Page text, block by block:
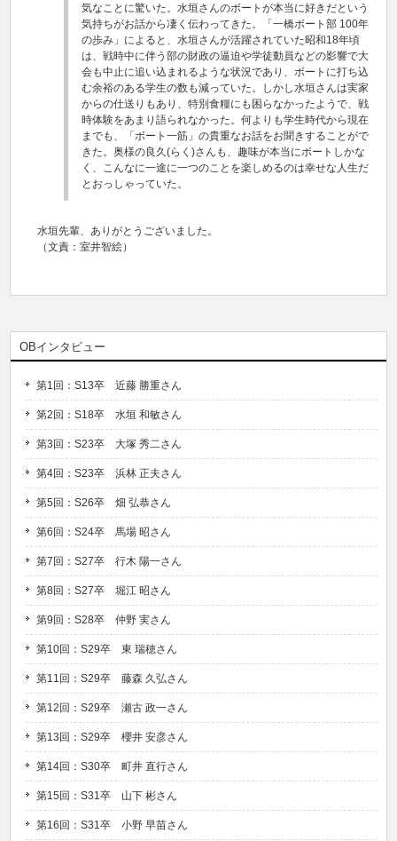
気なことに驚いた。水垣さんのボートが本当に好きだという
気持ちがお話から凄く伝わってきた。「一橋ボート部 100年
の歩み」によると、水垣さんが活躍されていた昭和18年頃
は、戦時中に伴う部の財政の逼迫や学徒動員などの影響で大
会も中止に追い込まれるような状況であり、ボートに打ち込
む余裕のある学生の数も減っていた。しかし水垣さんは実家
からの仕送りもあり、特別食糧にも困らなかったようで、戦
時体験をあまり語られなかった。何よりも学生時代から現在
までも、「ボート一筋」の貴重なお話をお聞きすることがで
きた。奥様の良久(らく)さんも、趣味が本当にボートしかな
く、こんなに一途に一つのことを楽しめるのは幸せな人生だ
とおっしゃっていた。
水垣先輩、ありがとうございました。
（文責：室井智絵）
OBインタビュー
第1回：S13卒 近藤 勝重さん
第2回：S18卒 水垣 和敏さん
第3回：S23卒 大塚 秀二さん
第4回：S23卒 浜林 正夫さん
第5回：S26卒 畑 弘恭さん
第6回：S24卒 馬場 昭さん
第7回：S27卒 行木 陽一さん
第8回：S27卒 堀江 昭さん
第9回：S28卒 仲野 実さん
第10回：S29卒 東 瑞穂さん
第11回：S29卒 藤森 久弘さん
第12回：S29卒 瀬古 政一さん
第13回：S29卒 櫻井 安彦さん
第14回：S30卒 町井 直行さん
第15回：S31卒 山下 彬さん
第16回：S31卒 小野 早苗さん